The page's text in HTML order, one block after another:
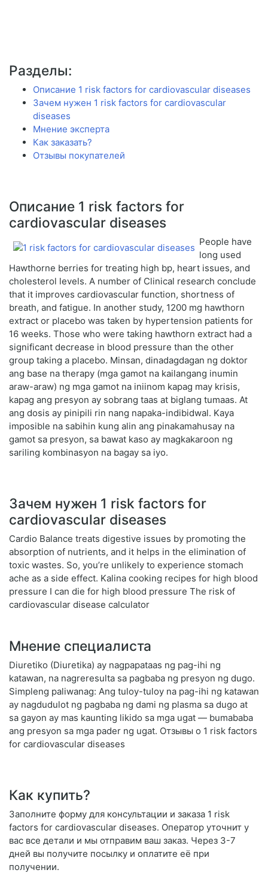
Разделы:
Описание 1 risk factors for cardiovascular diseases
Зачем нужен 1 risk factors for cardiovascular
diseases
Мнение эксперта
Как заказать?
Отзывы покупателей
Описание 1 risk factors for
cardiovascular diseases
People have
long used
Hawthorne berries for treating high bp, heart issues, and
cholesterol levels. A number of Clinical research conclude
that it improves cardiovascular function, shortness of
breath, and fatigue. In another study, 1200 mg hawthorn
extract or placebo was taken by hypertension patients for
16 weeks. Those who were taking hawthorn extract had a
significant decrease in blood pressure than the other
group taking a placebo. Minsan, dinadagdagan ng doktor
ang base na therapy (mga gamot na kailangang inumin
araw-araw) ng mga gamot na iniinom kapag may krisis,
kapag ang presyon ay sobrang taas at biglang tumaas. At
ang dosis ay pinipili rin nang napaka-indibidwal. Kaya
imposible na sabihin kung alin ang pinakamahusay na
gamot sa presyon, sa bawat kaso ay magkakaroon ng
sariling kombinasyon na bagay sa iyo.
Зачем нужен 1 risk factors for
cardiovascular diseases
Cardio Balance treats digestive issues by promoting the
absorption of nutrients, and it helps in the elimination of
toxic wastes. So, you’re unlikely to experience stomach
ache as a side effect. Kalina cooking recipes for high blood
pressure I can die for high blood pressure The risk of
cardiovascular disease calculator
Мнение специалиста
Diuretiko (Diuretika) ay nagpapataas ng pag-ihi ng
katawan, na nagreresulta sa pagbaba ng presyon ng dugo.
Simpleng paliwanag: Ang tuloy-tuloy na pag-ihi ng katawan
ay nagdudulot ng pagbaba ng dami ng plasma sa dugo at
sa gayon ay mas kaunting likido sa mga ugat — bumababa
ang presyon sa mga pader ng ugat. Отзывы о 1 risk factors
for cardiovascular diseases
Как купить?
Заполните форму для консультации и заказа 1 risk
factors for cardiovascular diseases. Оператор уточнит у
вас все детали и мы отправим ваш заказ. Через 3-7
дней вы получите посылку и оплатите её при
получении.